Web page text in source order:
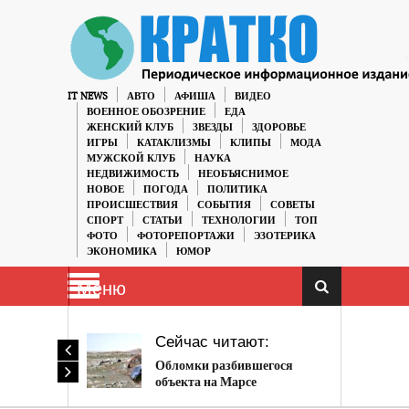
IT NEWS АВТО АФИША
ВИДЕО
ВОЕННОЕ ОБОЗРЕНИЕ
ЕДА
ЖЕНСКИЙ КЛУБ
ЗВЕЗДЫ
ЗДОРОВЬЕ
ИГРЫ
КАТАКЛИЗМЫ КЛИПЫ
МОДА
МУЖСКОЙ КЛУБ
НАУКА
НЕДВИЖИМОСТЬ
НЕОБЪЯСНИМОЕ
НОВОЕ
ПОГОДА
ПОЛИТИКА
ПРОИСШЕСТВИЯ
СОБЫТИЯ
СОВЕТЫ
СПОРТ
СТАТЬИ ТЕХНОЛОГИИ
ТОП
ФОТО
ФОТОРЕПОРТАЖИ
ЭЗОТЕРИКА
ЭКОНОМИКА
ЮМОР
Меню
Сейчас читают:
Обломки разбившегося
объекта на Марсе